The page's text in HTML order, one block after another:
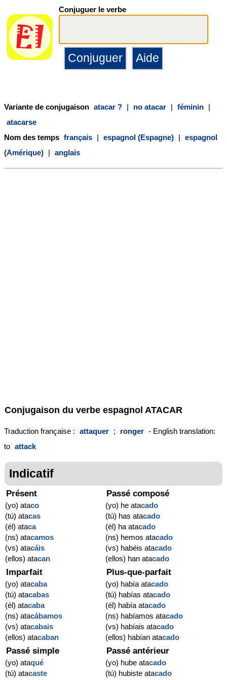
Conjuguer le verbe
Variante de conjugaison atacar ? | no atacar | féminin |
atacarse
Nom des temps français | espagnol (Espagne) | espagnol
(Amérique) | anglais
Conjugaison du verbe espagnol ATACAR
Traduction française : attaquer ; ronger - English translation:
to attack
Indicatif
Présent
(yo) ataco
(tú) atacas
(él) ataca
(ns) atacamos
(vs) atacáis
(ellos) atacan
Passé composé
(yo) he atacado
(tú) has atacado
(él) ha atacado
(ns) hemos atacado
(vs) habéis atacado
(ellos) han atacado
Imparfait
(yo) atacaba
(tú) atacabas
(él) atacaba
(ns) atacábamos
(vs) atacabais
(ellos) atacaban
Plus-que-parfait
(yo) había atacado
(tú) habías atacado
(él) había atacado
(ns) habíamos atacado
(vs) habíais atacado
(ellos) habían atacado
Passé simple
(yo) ataqué
(tú) atacaste
Passé antérieur
(yo) hube atacado
(tú) hubiste atacado